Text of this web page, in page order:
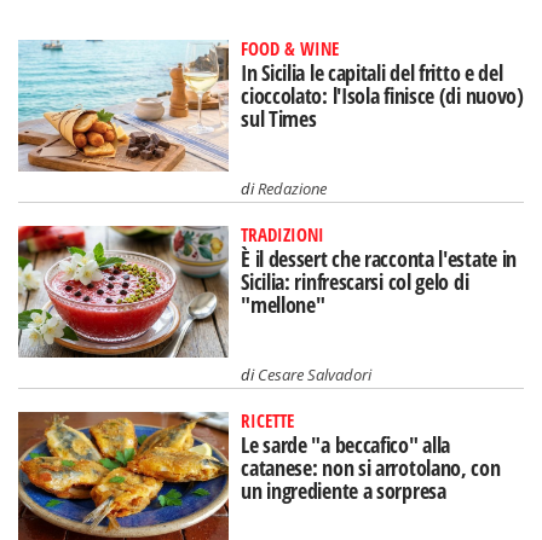
FOOD & WINE
In Sicilia le capitali del fritto e del
cioccolato: l'Isola finisce (di nuovo)
sul Times
diRedazione
TRADIZIONI
È il dessert che racconta l'estate in
Sicilia: rinfrescarsi col gelo di
"mellone"
diCesare Salvadori
RICETTE
Le sarde "a beccafico" alla
catanese: non si arrotolano, con
un ingrediente a sorpresa